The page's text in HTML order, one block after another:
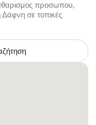
προσωπου,
σε τοπικές